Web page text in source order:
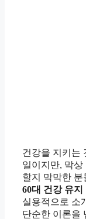
건강을 지키는
일이지만, 막
할지 막막한 분
60대 건강 유지
실용적으로 소
단순한 이론을